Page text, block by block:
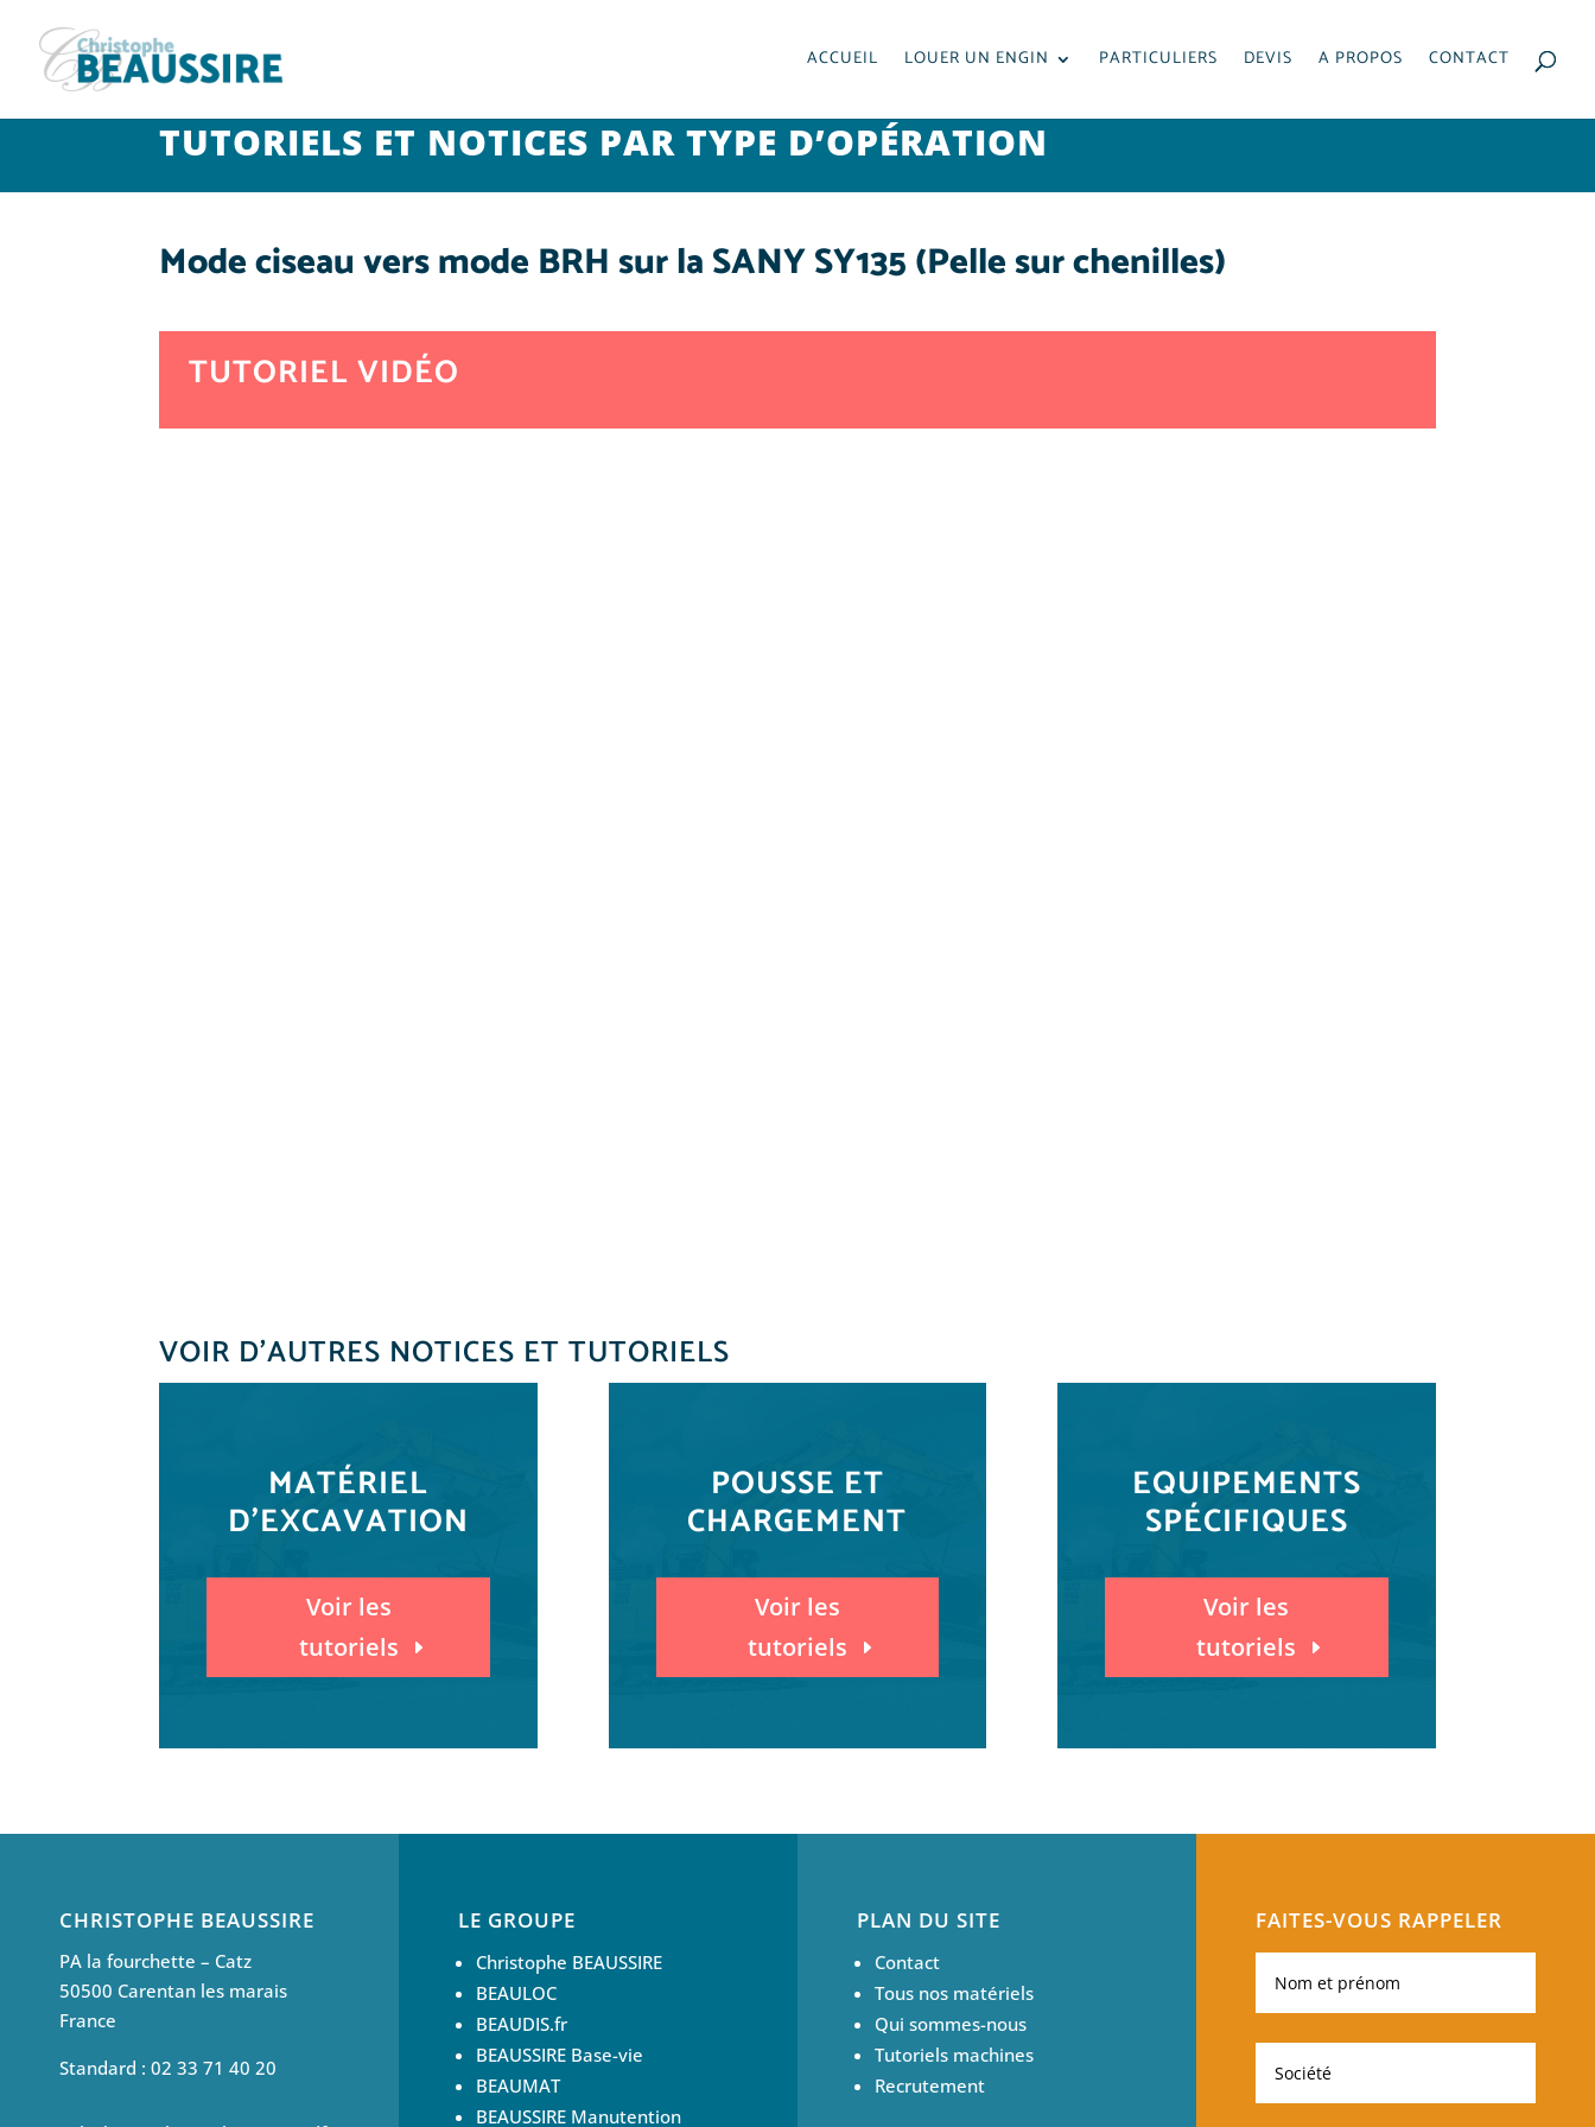
ACCUEIL LOUER UN ENGIN PARTICULIERS DEVIS A PROPOS CONTACT
TUTORIELS ET NOTICES PAR TYPE D’OPÉRATION
Mode ciseau vers mode BRH sur la SANY SY135 (Pelle sur chenilles)
TUTORIEL VIDÉO
VOIR D’AUTRES NOTICES ET TUTORIELS
MATÉRIEL
D'EXCAVATION
Voir les
tutoriels
POUSSE ET
CHARGEMENT
Voir les
tutoriels
EQUIPEMENTS
SPÉCIFIQUES
Voir les
tutoriels
CHRISTOPHE BEAUSSIRE
PA la fourchette – Catz
50500 Carentan les marais
France
Standard : 02 33 71 40 20
LE GROUPE
Christophe BEAUSSIRE
BEAULOC
BEAUDIS.fr
BEAUSSIRE Base-vie
BEAUMAT
BEAUSSIRE Manutention
PLAN DU SITE
Contact
Tous nos matériels
Qui sommes-nous
Tutoriels machines
Recrutement
FAITES-VOUS RAPPELER